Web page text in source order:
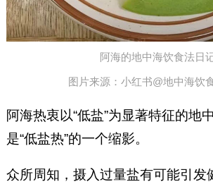
阿海的地中海饮食法日
图片来源：小红书@地中海饮
阿海热衷以“低盐”为显著特征的地
是“低盐热”的一个缩影。
众所周知，摄入过量盐有可能引发